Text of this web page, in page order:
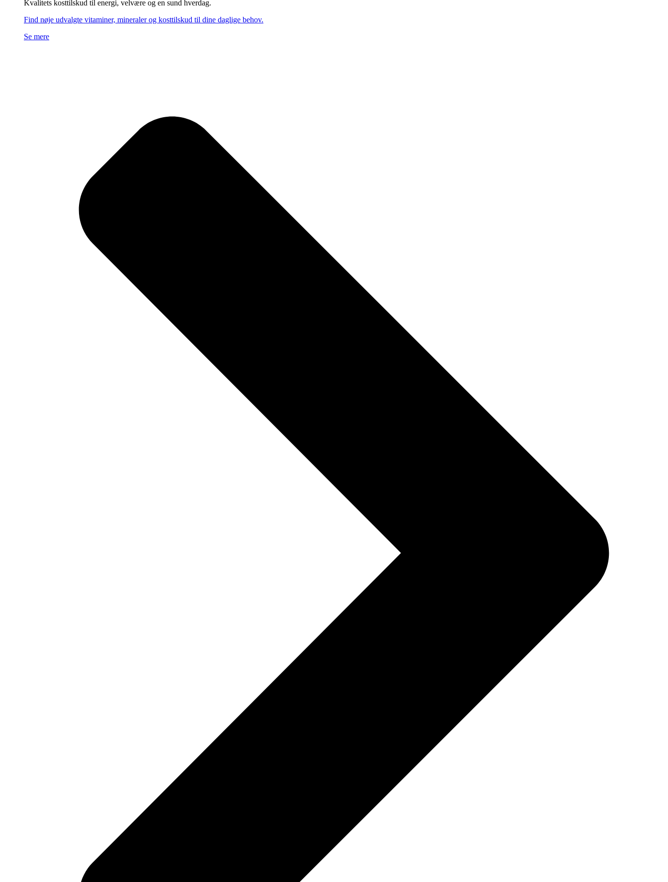
Kvalitets kosttilskud til energi, velvære og en sund hverdag.
Find nøje udvalgte vitaminer, mineraler og kosttilskud til dine daglige behov.
Se mere